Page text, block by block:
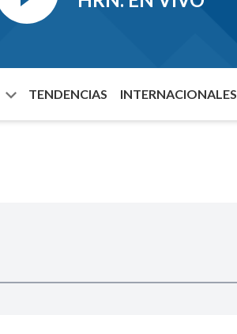
TENDENCIAS INTERNACIONALES